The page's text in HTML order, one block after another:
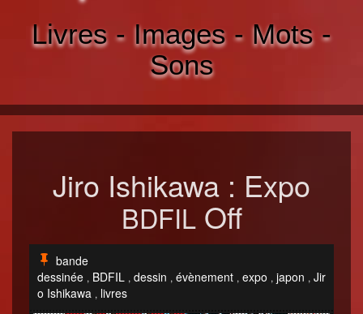
Livres - Images - Mots -
Sons
Jiro Ishikawa : Expo
BDFILOff
bande
dessinée , BDFIL , dessin , évènement , expo , japon , Jir
o Ishikawa , livres